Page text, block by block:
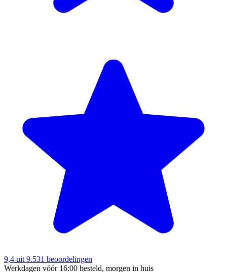
9,4 uit 9.531 beoordelingen
Werkdagen vóór 16:00 besteld, morgen in huis